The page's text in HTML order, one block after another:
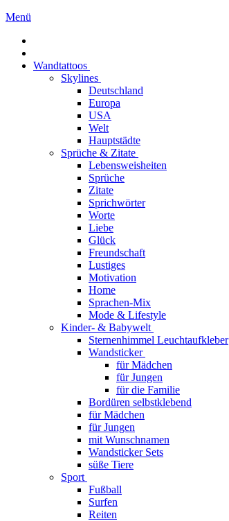
Menü
Wandtattoos
Skylines
Deutschland
Europa
USA
Welt
Hauptstädte
Sprüche & Zitate
Lebensweisheiten
Sprüche
Zitate
Sprichwörter
Worte
Liebe
Glück
Freundschaft
Lustiges
Motivation
Home
Sprachen-Mix
Mode & Lifestyle
Kinder- & Babywelt
Sternenhimmel Leuchtaufkleber
Wandsticker
für Mädchen
für Jungen
für die Familie
Bordüren selbstklebend
für Mädchen
für Jungen
mit Wunschnamen
Wandsticker Sets
süße Tiere
Sport
Fußball
Surfen
Reiten